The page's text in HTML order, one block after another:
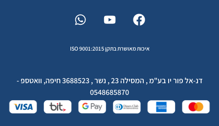
איכות מאושרת בתקן ISO 9001:2015
דנ-אל פור יו בע"מ , המסילה 23 , נשר , 3688523 חיפה, וואטספ -
0548685870